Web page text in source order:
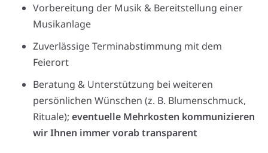
Vorbereitung der Musik & Bereitstellung einer
Musikanlage
Zuverlässige Terminabstimmung mit dem
Feierort
Beratung & Unterstützung bei weiteren
persönlichen Wünschen (z. B. Blumenschmuck,
Rituale); eventuelle Mehrkosten kommunizieren
wir Ihnen immer vorab transparent